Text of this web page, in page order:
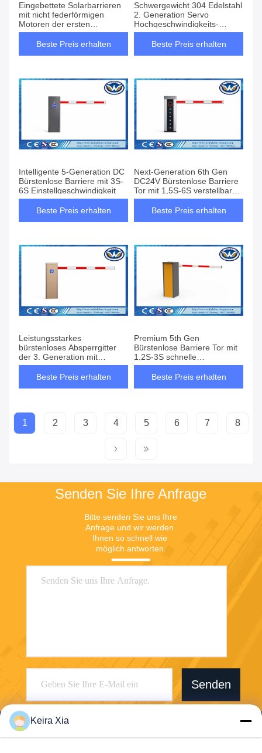
Eingebettete Solarbarrieren
mit nicht federförmigen
Motoren der ersten
Generation
Beste Preis erhalten
Schwergewicht 304 Edelstahl
2. Generation Servo
Hochgeschwindigkeits-
Schranktür mit 0,9S-8S
verstellbarer Geschwindigkeit
Beste Preis erhalten
Intelligente 5-Generation DC
Bürstenlose Barriere mit 3S-
6S Einstellgeschwindigkeit
Beste Preis erhalten
Next-Generation 6th Gen
DC24V Bürstenlose Barriere
Tor mit 1,5S-6S verstellbare
Geschwindigkeit
Beste Preis erhalten
Leistungsstarkes
bürstenloses Absperrgitter
der 3. Generation mit
einstellbarer Geschwindigkeit
von 1,5 bis 6 Sekunden
Beste Preis erhalten
Premium 5th Gen
Bürstenlose Barriere Tor mit
1,2S-3S schnelle
Öffnungsgeschwindigkeit
Beste Preis erhalten
1 2 3 4 5 6 7 8
Senden Sie Ihre Anfrage
Bitte senden Sie uns Ihre
Anfrage und wir werden
Ihnen so schnell wie
möglich antworten.
Senden
Keira Xia